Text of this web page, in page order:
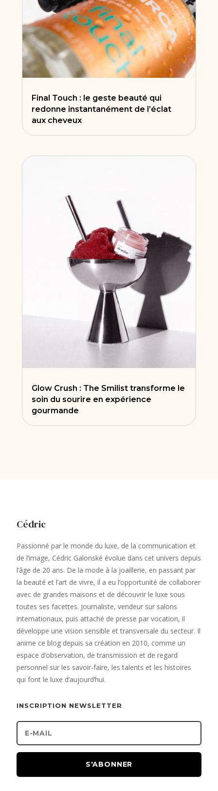
Final Touch : le geste beauté qui
redonne instantanément de l’éclat
aux cheveux
Glow Crush : The Smilist transforme le
soin du sourire en expérience
gourmande
Cédric
Passionné par le monde du luxe, de la communication et
de l’image, Cédric Galonské évolue dans cet univers depuis
l’âge de 20 ans. De la mode à la joaillerie, en passant par
la beauté et l’art de vivre, il a eu l’opportunité de collaborer
avec de grandes maisons et de découvrir le luxe sous
toutes ses facettes. Journaliste, vendeur sur salons
internationaux, puis attaché de presse par vocation, il
développe une vision sensible et transversale du secteur. Il
anime ce blog depuis sa création en 2010, comme un
espace d’observation, de transmission et de regard
personnel sur les savoir-faire, les talents et les histoires
qui font le luxe d’aujourd’hui.
INSCRIPTION NEWSLETTER
S'ABONNER